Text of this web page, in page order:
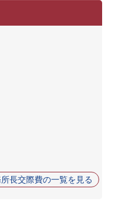
長交際費の一覧を見る